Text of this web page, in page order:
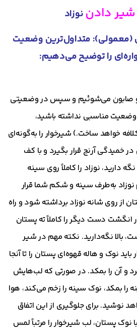
دادن نوزاد
(معمولی): متداول‌ترین وضعیت
را توضیح می‌دهیم:
و صابون می‌شوئیم و سپس در وضعیتی
مناسبی نداشته باشید،
خواهد ساخت.) شیرخوار را به‌گونه‌ای
خمیدگی آرنج قرار بگیرد و با کف
دارید، نوزاد را کاملاً روی سینه
به‌طرف سینه و شکم شما قرار
از روی شانه نوزاد برداشته شود و راه
انگشت دست دیگر را کاملاً ته پستان
بالا نگه‌دارید. نکته مهم در شیر
نوک و هاله قهوه‌ای پستان را تا آنجا
و آن را بمکد. در صورتی که لب‌هایش
بمکد، نوک سینه را زخم می‌کند، هوا
نوشید. برای جلوگیری از این اتفاق
پستان، لب شیرخوار را مرتباً لمس